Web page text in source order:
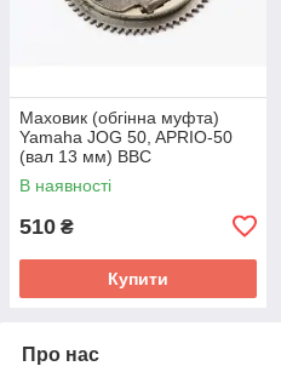
Маховик (обгінна муфта)
Yamaha JOG 50, APRIO-50
(вал 13 мм) BBC
В наявності
510 ₴
Купити
Про нас